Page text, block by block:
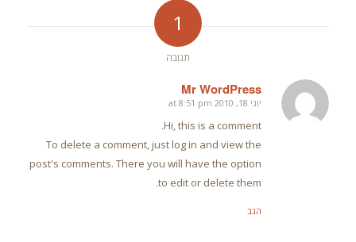
1
תגובה
Mr WordPress
says:יוני 18, 2010 at 8:51 pm
Hi, this is a comment.
To delete a comment, just log in and view the
post's comments. There you will have the option
to edit or delete them.
הגב